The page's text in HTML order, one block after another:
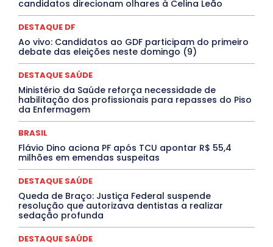
DESTAQUE BRASIL
DESTAQUE DF
DESTAQUE SAÚDE
DESTAQUES OUTROS
ELEIÇÕES
EMPREGO E OPORTUNIDADES
ENTORNO
Especial
Espírito Santo ESPORTE
EVENTOS
EXPOSIÇÃO Featured
Febre Amarela
INTELIGÊNCIA ARTIFICIAL
INTERNACIONAL
Jogos Online
JUDICIÁRIO LITERATURA
Maranhão
Marburg
Mato Grosso
Mato Grosso do Sul
MEIO AMBIENTE
Minas Gerais MOBILIDADE
MPOX
MÚSICA
PROCESSO SELETIVO
PUBLIEDITORIAL
QUALIFICAÇÃO PROFISSIONAL
Santa Catarina
Saúde Agora
SEGURANÇA
Soltando o Verbo
TÁ FROID?
TEATRO TECNOLOGIA
Tocantins
candidatos direcionam olhares à Celina Leão
DESTAQUE DF
Ao vivo: Candidatos ao GDF participam do primeiro
debate das eleições neste domingo (9)
DESTAQUE SAÚDE
Ministério da Saúde reforça necessidade de
habilitação dos profissionais para repasses do Piso
da Enfermagem
BRASIL
Flávio Dino aciona PF após TCU apontar R$ 55,4
milhões em emendas suspeitas
DESTAQUE SAÚDE
Queda de Braço: Justiça Federal suspende
resolução que autorizava dentistas a realizar
sedação profunda
DESTAQUE SAÚDE